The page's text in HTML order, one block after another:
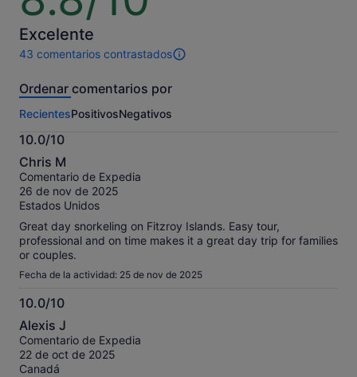
10
Excelente
43 comentarios contrastados
43 comentarios
esta
Más
información
sobre
nuestros
comentarios
contrastados.
Ordenar comentarios por
RecientesPositivosNegativos
10.0/10
10.0
sobre
10
Chris M
Comentario de Expedia
26 de nov de 2025
Estados Unidos
Great day snorkeling on Fitzroy Islands. Easy tour,
professional and on time makes it a great day trip for families
or couples.
Fecha de la actividad: 25 de nov de 2025
10.0/10
10.0
sobre
10
Alexis J
Comentario de Expedia
22 de oct de 2025
Canadá